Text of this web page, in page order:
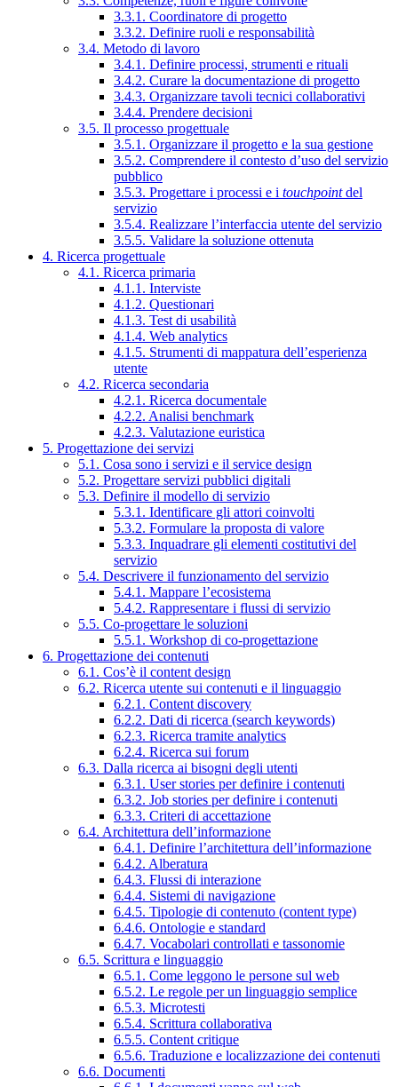
3.3.1. Coordinatore di progetto
3.3.2. Definire ruoli e responsabilità
3.4. Metodo di lavoro
3.4.1. Definire processi, strumenti e rituali
3.4.2. Curare la documentazione di progetto
3.4.3. Organizzare tavoli tecnici collaborativi
3.4.4. Prendere decisioni
3.5. Il processo progettuale
3.5.1. Organizzare il progetto e la sua gestione
3.5.2. Comprendere il contesto d’uso del servizio
pubblico
3.5.3. Progettare i processi e i touchpointdel
servizio
3.5.4. Realizzare l’interfaccia utente del servizio
3.5.5. Validare la soluzione ottenuta
4. Ricerca progettuale
4.1. Ricerca primaria
4.1.1. Interviste
4.1.2. Questionari
4.1.3. Test di usabilità
4.1.4. Web analytics
4.1.5. Strumenti di mappatura dell’esperienza
utente
4.2. Ricerca secondaria
4.2.1. Ricerca documentale
4.2.2. Analisi benchmark
4.2.3. Valutazione euristica
5. Progettazione dei servizi
5.1. Cosa sono i servizi e il service design
5.2. Progettare servizi pubblici digitali
5.3. Definire il modello di servizio
5.3.1. Identificare gli attori coinvolti
5.3.2. Formulare la proposta di valore
5.3.3. Inquadrare gli elementi costitutivi del
servizio
5.4. Descrivere il funzionamento del servizio
5.4.1. Mappare l’ecosistema
5.4.2. Rappresentare i flussi di servizio
5.5. Co-progettare le soluzioni
5.5.1. Workshop di co-progettazione
6. Progettazione dei contenuti
6.1. Cos’è il content design
6.2. Ricerca utente sui contenuti e il linguaggio
6.2.1. Content discovery
6.2.2. Dati di ricerca (search keywords)
6.2.3. Ricerca tramite analytics
6.2.4. Ricerca sui forum
6.3. Dalla ricerca ai bisogni degli utenti
6.3.1. User stories per definire i contenuti
6.3.2. Job stories per definire i contenuti
6.3.3. Criteri di accettazione
6.4. Architettura dell’informazione
6.4.1. Definire l’architettura dell’informazione
6.4.2. Alberatura
6.4.3. Flussi di interazione
6.4.4. Sistemi di navigazione
6.4.5. Tipologie di contenuto (content type)
6.4.6. Ontologie e standard
6.4.7. Vocabolari controllati e tassonomie
6.5. Scrittura e linguaggio
6.5.1. Come leggono le persone sul web
6.5.2. Le regole per un linguaggio semplice
6.5.3. Microtesti
6.5.4. Scrittura collaborativa
6.5.5. Content critique
6.5.6. Traduzione e localizzazione dei contenuti
6.6. Documenti